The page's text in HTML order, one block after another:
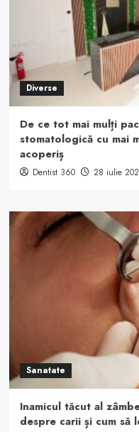
Diverse
De ce tot mai mulți
stomatologică cu mai
acoperiș
Dentist 360 28 iulie
Sanatate
Inamicul tăcut al
despre carii și cum să